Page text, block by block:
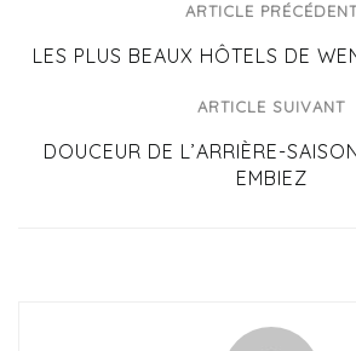
ARTICLE
LES PLUS BEAUX HÔTELS DE
ARTICLE SUIVANT
DOUCEUR DE L’ARRIÈRE-
EMBIEZ